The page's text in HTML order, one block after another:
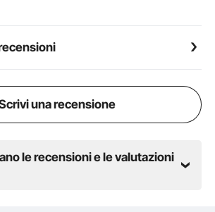
una recensione
le recensioni e le valutazioni